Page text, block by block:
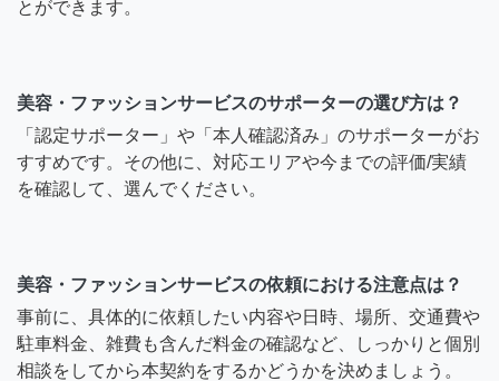
とができます。
美容・ファッションサービスのサポーターの選び方は？
「認定サポーター」や「本人確認済み」のサポーターがお
すすめです。その他に、対応エリアや今までの評価/実績
を確認して、選んでください。
美容・ファッションサービスの依頼における注意点は？
事前に、具体的に依頼したい内容や日時、場所、交通費や
駐車料金、雑費も含んだ料金の確認など、しっかりと個別
相談をしてから本契約をするかどうかを決めましょう。